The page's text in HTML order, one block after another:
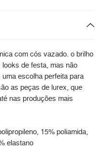
com cós vazado. o brilho
de festa, mas não
escolha perfeita para
as peças de lurex, que
nas produções mais
15% poliamida,
elastano